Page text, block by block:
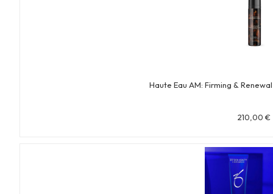
Haute Eau AM: Firming &
210,00 €